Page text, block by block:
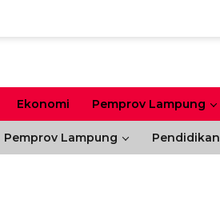
Ekonomi Pemprov Lampung
Pemprov Lampung Pendidikan